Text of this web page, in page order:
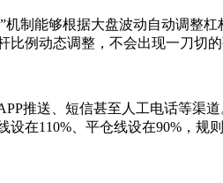
制能够根据大盘波动自动调整
例动态调整，不会出现一刀切的
推送、短信甚至人工电话等渠
在110%、平仓线设在90%，规